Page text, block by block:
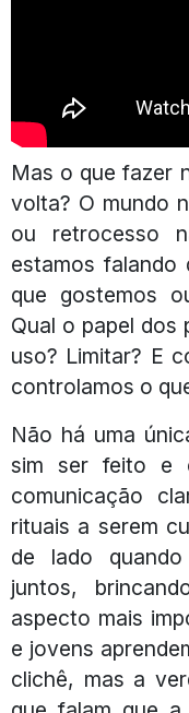
Mas o que fazer
volta? O mundo
ou retrocesso
estamos falando
que gostemos
Qual o papel dos
uso? Limitar? E
controlamos o
Não há uma
sim ser feito e
comunicação
rituais a serem
de lado
juntos,
aspecto mais
e jovens
clichê, mas a